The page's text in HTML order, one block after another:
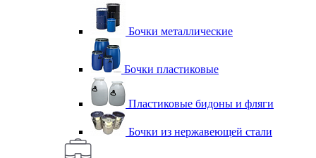
Бочки металлические
Бочки пластиковые
Пластиковые бидоны и фляги
Бочки из нержавеющей стали